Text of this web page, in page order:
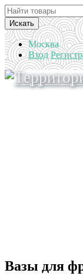
Искать
Москва
Вход
Вазы для